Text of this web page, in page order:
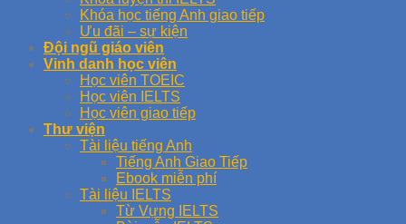
Khóa học tiếng Anh giao tiếp
Ưu đãi – sự kiện
Đội ngũ giáo viên
Vinh danh học viên
Học viên TOEIC
Học viên IELTS
Học viên giao tiếp
Thư viện
Tài liệu tiếng Anh
Tiếng Anh Giao Tiếp
Ebook miễn phí
Tài liệu IELTS
Từ Vựng IELTS